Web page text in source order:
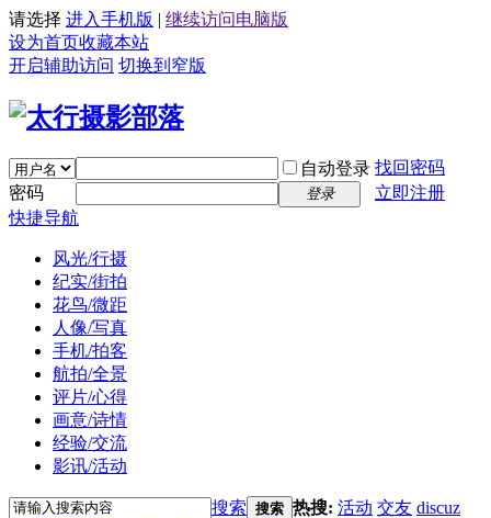
请选择 进入手机版 | 继续访问电脑版
设为首页收藏本站
开启辅助访问 切换到窄版
自动登录 找回密码
密码
登录
立即注册
快捷导航
风光/行摄
纪实/街拍
花鸟/微距
人像/写真
手机/拍客
航拍/全景
评片/心得
画意/诗情
经验/交流
影讯/活动
搜索 搜索 热搜: 活动 交友 discuz